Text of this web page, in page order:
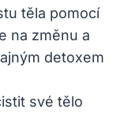
těla pomocí
na změnu a
detoxem